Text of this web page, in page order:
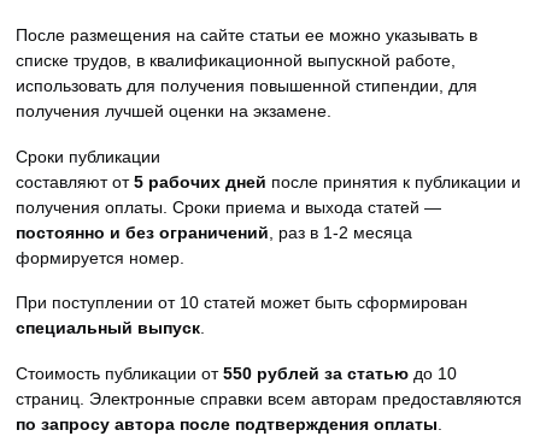
После размещения на сайте статьи ее можно указывать в
списке трудов, в квалификационной выпускной работе,
использовать для получения повышенной стипендии, для
получения лучшей оценки на экзамене.
Сроки публикации
составляют от5 рабочих дней после принятия к публикации и
получения оплаты. Сроки приема и выхода статей —
постоянно и без ограничений , раз в 1-2 месяца
формируется номер.
При поступлении от 10 статей может быть сформирован
специальный выпуск.
Стоимость публикации от550 рублей за статью до 10
страниц. Электронные справки всем авторам предоставляются
по запросу автора после подтверждения оплаты